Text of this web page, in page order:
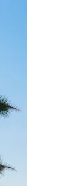
prstom po